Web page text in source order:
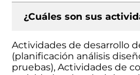
¿Cuáles son sus
Actividades de desarrollo
(planificación análisis
pruebas), Actividades de